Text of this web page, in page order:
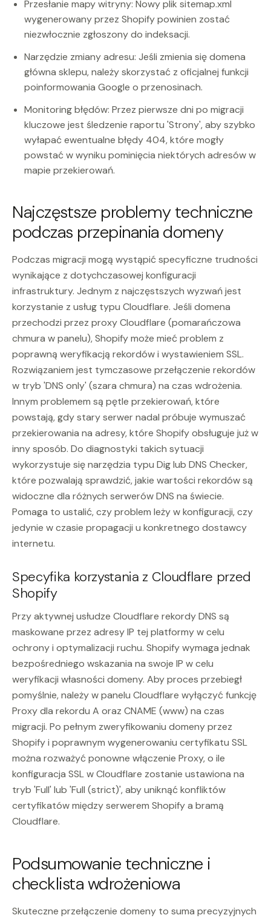
Przesłanie mapy witryny: Nowy plik sitemap.xml
wygenerowany przez Shopify powinien zostać
niezwłocznie zgłoszony do indeksacji.
Narzędzie zmiany adresu: Jeśli zmienia się domena
główna sklepu, należy skorzystać z oficjalnej funkcji
poinformowania Google o przenosinach.
Monitoring błędów: Przez pierwsze dni po migracji
kluczowe jest śledzenie raportu 'Strony', aby szybko
wyłapać ewentualne błędy 404, które mogły
powstać w wyniku pominięcia niektórych adresów w
mapie przekierowań.
Najczęstsze problemy techniczne
podczas przepinania domeny
Podczas migracji mogą wystąpić specyficzne trudności
wynikające z dotychczasowej konfiguracji
infrastruktury. Jednym z najczęstszych wyzwań jest
korzystanie z usług typu Cloudflare. Jeśli domena
przechodzi przez proxy Cloudflare (pomarańczowa
chmura w panelu), Shopify może mieć problem z
poprawną weryfikacją rekordów i wystawieniem SSL.
Rozwiązaniem jest tymczasowe przełączenie rekordów
w tryb 'DNS only' (szara chmura) na czas wdrożenia.
Innym problemem są pętle przekierowań, które
powstają, gdy stary serwer nadal próbuje wymuszać
przekierowania na adresy, które Shopify obsługuje już w
inny sposób. Do diagnostyki takich sytuacji
wykorzystuje się narzędzia typu Dig lub DNS Checker,
które pozwalają sprawdzić, jakie wartości rekordów są
widoczne dla różnych serwerów DNS na świecie.
Pomaga to ustalić, czy problem leży w konfiguracji, czy
jedynie w czasie propagacji u konkretnego dostawcy
internetu.
Specyfika korzystania z Cloudflare przed
Shopify
Przy aktywnej usłudze Cloudflare rekordy DNS są
maskowane przez adresy IP tej platformy w celu
ochrony i optymalizacji ruchu. Shopify wymaga jednak
bezpośredniego wskazania na swoje IP w celu
weryfikacji własności domeny. Aby proces przebiegł
pomyślnie, należy w panelu Cloudflare wyłączyć funkcję
Proxy dla rekordu A oraz CNAME (www) na czas
migracji. Po pełnym zweryfikowaniu domeny przez
Shopify i poprawnym wygenerowaniu certyfikatu SSL
można rozważyć ponowne włączenie Proxy, o ile
konfiguracja SSL w Cloudflare zostanie ustawiona na
tryb 'Full' lub 'Full (strict)', aby uniknąć konfliktów
certyfikatów między serwerem Shopify a bramą
Cloudflare.
Podsumowanie techniczne i
checklista wdrożeniowa
Skuteczne przełączenie domeny to suma precyzyjnych